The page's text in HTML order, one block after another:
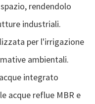
rendendolo
industriali.
per l'irrigazione
ambientali.
integrato
acque reflue MBR e